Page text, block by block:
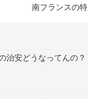
南フランスの
治安どうなってんの？